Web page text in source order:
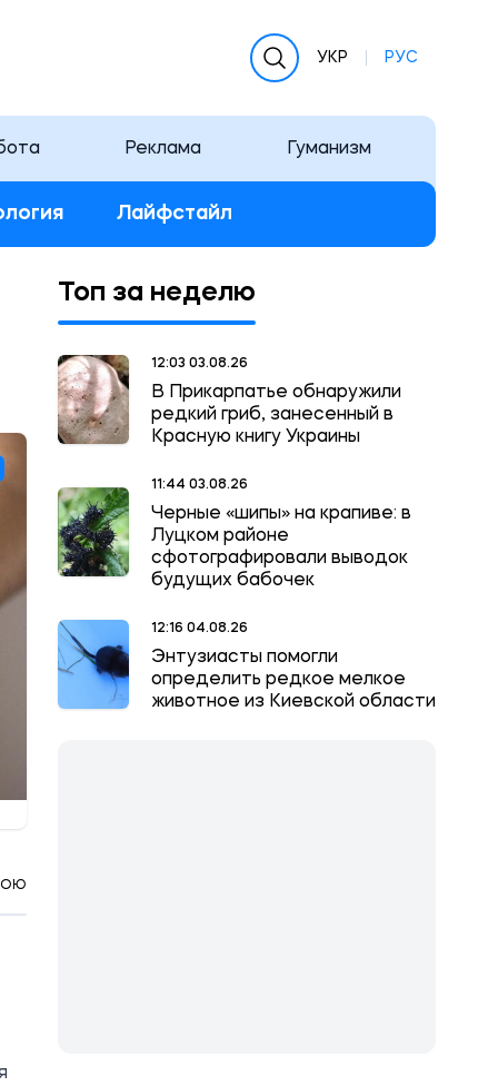
УКР РУС
Реклама Гуманизм
Лайфстайл
Топ за неделю
12:03 03.08.26
В Прикарпатье обнаружили
редкий гриб, занесенный в
Красную книгу Украины
11:44 03.08.26
Черные «шипы» на крапиве: в
Луцком районе
сфотографировали выводок
будущих бабочек
12:16 04.08.26
Энтузиасты помогли
определить редкое мелкое
животное из Киевской области